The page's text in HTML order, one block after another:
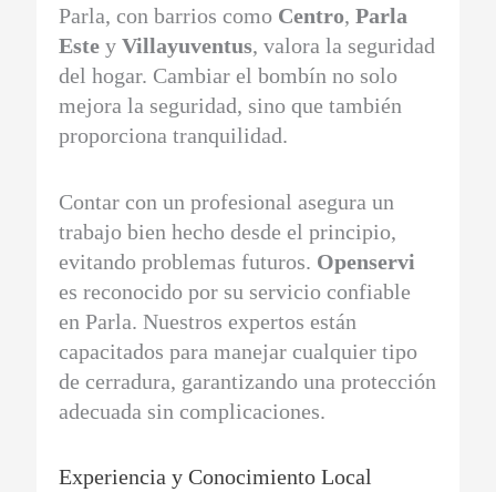
Parla, con barrios como Centro,Parla
Este yVillayuventus, valora la seguridad
del hogar. Cambiar el bombín no solo
mejora la seguridad, sino que también
proporciona tranquilidad.
Contar con un profesional asegura un
trabajo bien hecho desde el principio,
evitando problemas futuros. Openservi
es reconocido por su servicio confiable
en Parla. Nuestros expertos están
capacitados para manejar cualquier tipo
de cerradura, garantizando una protección
adecuada sin complicaciones.
Experiencia y Conocimiento Local